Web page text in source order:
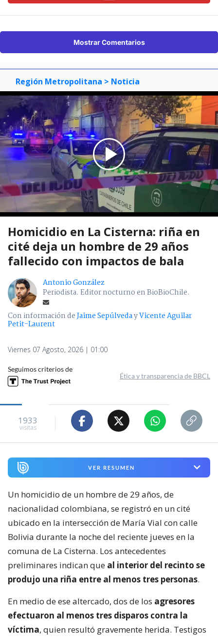
Mostrar Comentarios
Región Metropolitana > Noticia
Homicidio en La Cisterna: riña en
cité deja un hombre de 29 años
fallecido con impactos de bala
Antonio González
Periodista. Editor nocturno en BioBioChile.
Con información deJaime SepúlvedayVicente Aguilar
Petit-Laurent
Viernes 07 Agosto, 2026 | 01:00
Seguimos criterios de
Ética y transparencia de BBCL
1933
visitas
VER RESUMEN
Un homicidio de un hombre de 29 años, de
nacionalidad colombiana, se registró en un cité
ubicado en la intersección de María Vial con calle
Bolivia durante la noche del reciente jueves en la
comuna de La Cisterna. Los antecedentes
preliminares indican que al interior del recinto se
produjo una riña entre al menos tres personas.
En medio de ese altercado, dos de los agresores
efectuaron al menos tres disparos contra la
víctima, quien resultó gravemente herida. Testigos